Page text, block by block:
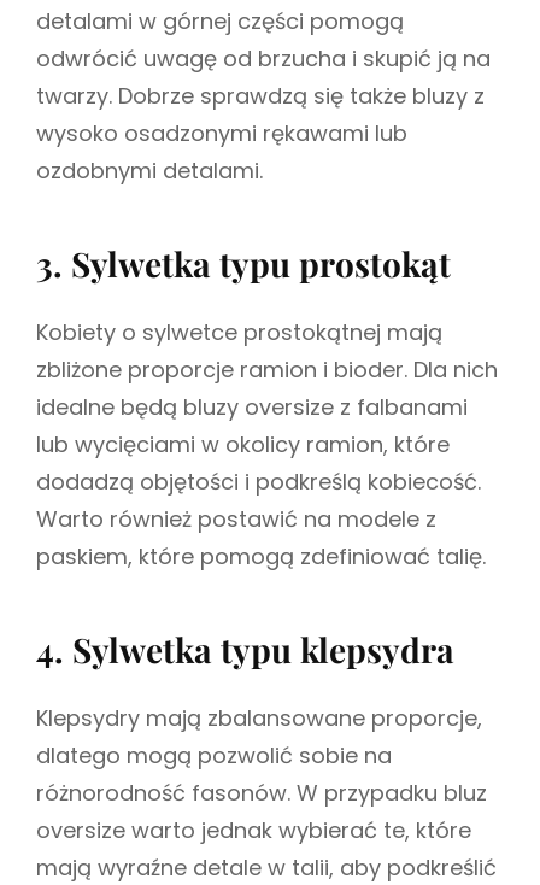
detalami w górnej części pomogą
odwrócić uwagę od brzucha i skupić ją na
twarzy. Dobrze sprawdzą się także bluzy z
wysoko osadzonymi rękawami lub
ozdobnymi detalami.
3. Sylwetka typu prostokąt
Kobiety o sylwetce prostokątnej mają
zbliżone proporcje ramion i bioder. Dla nich
idealne będą bluzy oversize z falbanami
lub wycięciami w okolicy ramion, które
dodadzą objętości i podkreślą kobiecość.
Warto również postawić na modele z
paskiem, które pomogą zdefiniować talię.
4. Sylwetka typu klepsydra
Klepsydry mają zbalansowane proporcje,
dlatego mogą pozwolić sobie na
różnorodność fasonów. W przypadku bluz
oversize warto jednak wybierać te, które
mają wyraźne detale w talii, aby podkreślić